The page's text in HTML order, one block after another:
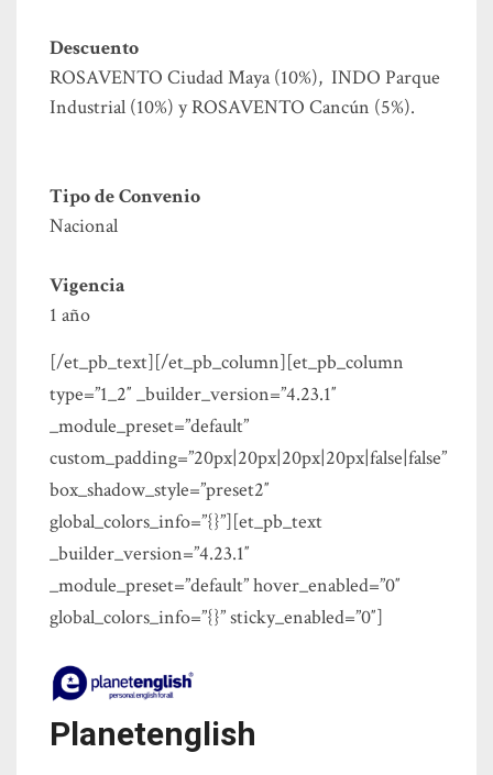
Descuento
ROSAVENTO Ciudad Maya (10%), INDO Parque
Industrial (10%) y ROSAVENTO Cancún (5%).
Tipo de Convenio
Nacional
Vigencia
1 año
[/et_pb_text][/et_pb_column][et_pb_column
type=”1_2″ _builder_version=”4.23.1″
_module_preset=”default”
custom_padding=”20px|20px|20px|20px|false|false”
box_shadow_style=”preset2″
global_colors_info=”{}”][et_pb_text
_builder_version=”4.23.1″
_module_preset=”default” hover_enabled=”0″
global_colors_info=”{}” sticky_enabled=”0″]
Planetenglish